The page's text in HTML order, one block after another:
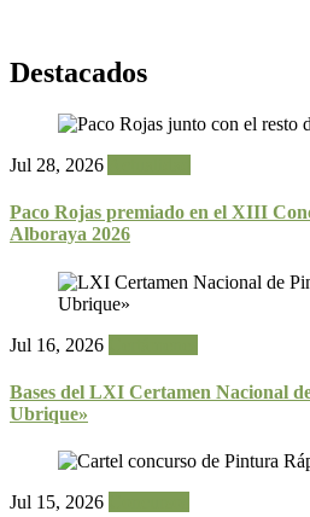
Destacados
Jul 28, 2026
Paco Rojas premiado en el XIII
Alboraya 2026
Jul 16, 2026
Bases del LXI Certamen Nacional
Ubrique»
Jul 15, 2026